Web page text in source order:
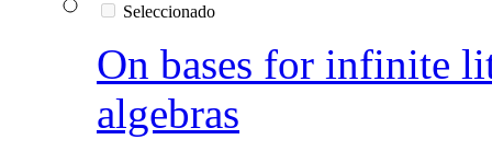
Seleccionado
On bases for infinite
algebras